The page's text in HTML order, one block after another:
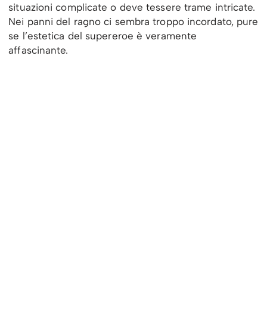
situazioni complicate o deve tessere trame intricate.
Nei panni del ragno ci sembra troppo incordato, pure
se l’estetica del supereroe è veramente
affascinante.